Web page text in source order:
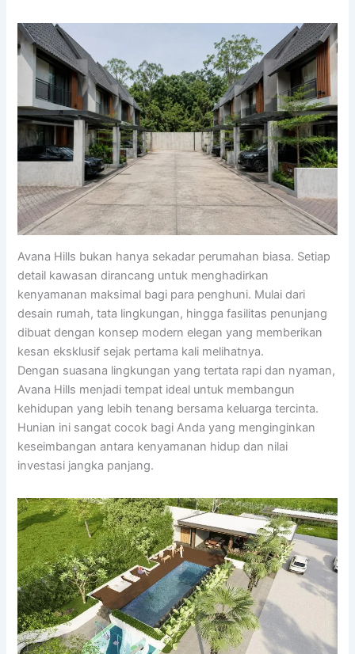
Avana Hills bukan hanya sekadar perumahan biasa. Setiap
detail kawasan dirancang untuk menghadirkan
kenyamanan maksimal bagi para penghuni. Mulai dari
desain rumah, tata lingkungan, hingga fasilitas penunjang
dibuat dengan konsep modern elegan yang memberikan
kesan eksklusif sejak pertama kali melihatnya.
Dengan suasana lingkungan yang tertata rapi dan nyaman,
Avana Hills menjadi tempat ideal untuk membangun
kehidupan yang lebih tenang bersama keluarga tercinta.
Hunian ini sangat cocok bagi Anda yang menginginkan
keseimbangan antara kenyamanan hidup dan nilai
investasi jangka panjang.